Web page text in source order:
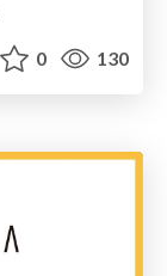
0 130